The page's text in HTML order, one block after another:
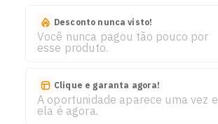
Desconto nunca visto!
Você nunca pagou tão pouco por
esse produto.
Clique e garanta agora!
A oportunidade aparece uma vez e
ela é agora.